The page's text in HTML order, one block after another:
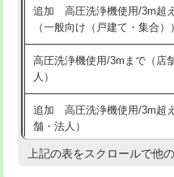
マス交換（深さ50㎝以上）
コンクリート斫り（厚さ10㎝
コンクリート斫り（厚さ10㎝
モルタル補修（厚さ10㎝まで
モルタル補修（厚さ10㎝超え
持込商品取付（混合水栓）
給水管工事※（ホール加工)
給水管工事※（バンド止め)
給水管工事※（支持金具設置)
追加 高圧洗浄機使用/3m超え
（一般向け（戸建て・集合））
高圧洗浄機使用/3mまで（店
人）
追加 高圧洗浄機使用/3m超
舗・法人）
高度高圧洗浄換
上記の表をスクロールで他